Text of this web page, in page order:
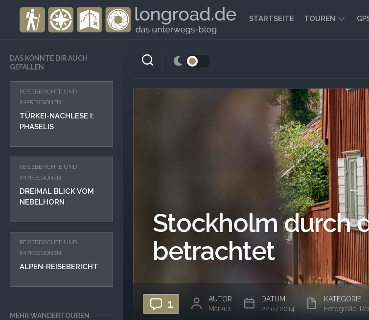
STARTSEITE TOUREN
DAS KÖNNTE DIR AUCH
GEFALLEN
REISEBERICHTE UND
IMPRESSIONEN
TÜRKEI-NACHLESE I:
PHASELIS
REISEBERICHTE UND
IMPRESSIONEN
DREIMAL BLICK VOM
NEBELHORN
REISEBERICHTE UND
IMPRESSIONEN
ALPEN-REISEBERICHT
MEHR WANDERTOUREN
Stockholm durch
betrachtet
1
AUTOR
Markus
DATUM
22.07.2014
KATEGORIE
Fotografie